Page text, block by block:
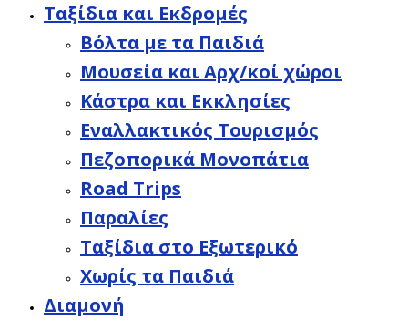
Ταξίδια και Εκδρομές
Βόλτα με τα Παιδιά
Μουσεία και Αρχ/κοί χώροι
Κάστρα και Εκκλησίες
Εναλλακτικός Τουρισμός
Πεζοπορικά Μονοπάτια
Road Trips
Παραλίες
Ταξίδια στο Εξωτερικό
Χωρίς τα Παιδιά
Διαμονή